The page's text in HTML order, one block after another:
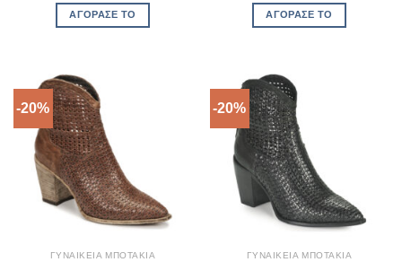
was:
€142,00.
ΑΓΌΡΑΣΈ ΤΟ
was:
€145,00.
ΑΓΌΡΑΣΈ ΤΟ
-20%
ΓΥΝΑΙΚΕΊΑ ΜΠΟΤΆΚΙΑ
-20%
ΓΥΝΑΙΚΕΊΑ ΜΠΟΤΆΚΙΑ